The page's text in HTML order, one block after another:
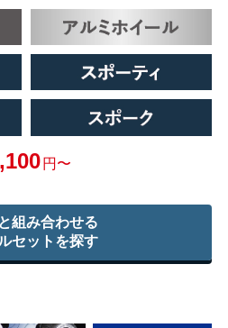
円〜
組み合わせる
セットを探す